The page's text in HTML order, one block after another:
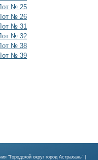
№ 25
№ 26
№ 31
№ 32
№ 38
№ 39
"Городской округ город Астрахань" |